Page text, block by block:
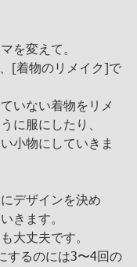
を変えて。
[着物のリメイク]で
いない着物をリメ
に服にしたり、
小物にしていきま
デザインを決め
きます。
大丈夫です。
するのには3〜4回の